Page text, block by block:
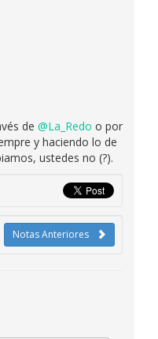
de @La_Redo o por
y haciendo lo de
ustedes no (?).
Notas Anteriores